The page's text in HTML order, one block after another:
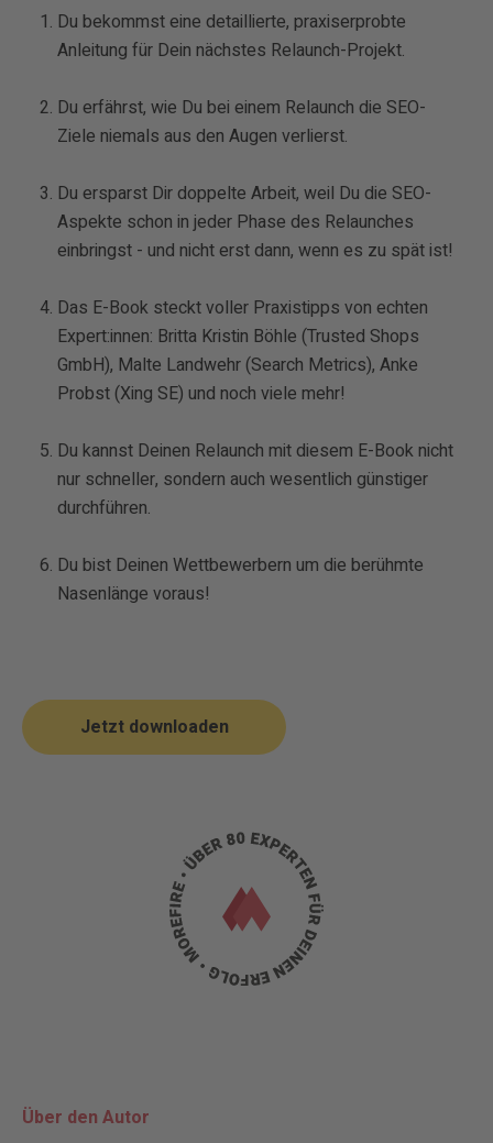
Du bekommst eine detaillierte, praxiserprobte
Anleitung für Dein nächstes Relaunch-Projekt.
Du erfährst, wie Du bei einem Relaunch die SEO-
Ziele niemals aus den Augen verlierst.
Du ersparst Dir doppelte Arbeit, weil Du die SEO-
Aspekte schon in jeder Phase des Relaunches
einbringst - und nicht erst dann, wenn es zu spät ist!
Das E-Book steckt voller Praxistipps von echten
Expert:innen: Britta Kristin Böhle (Trusted Shops
GmbH), Malte Landwehr (Search Metrics), Anke
Probst (Xing SE) und noch viele mehr!
Du kannst Deinen Relaunch mit diesem E-Book nicht
nur schneller, sondern auch wesentlich günstiger
durchführen.
Du bist Deinen Wettbewerbern um die berühmte
Nasenlänge voraus!
Jetzt downloaden
Über den Autor